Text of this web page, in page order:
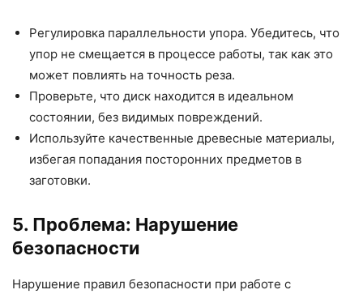
Регулировка параллельности упора. Убедитесь, что
упор не смещается в процессе работы, так как это
может повлиять на точность реза.
Проверьте, что диск находится в идеальном
состоянии, без видимых повреждений.
Используйте качественные древесные материалы,
избегая попадания посторонних предметов в
заготовки.
5. Проблема: Нарушение
безопасности
Нарушение правил безопасности при работе с